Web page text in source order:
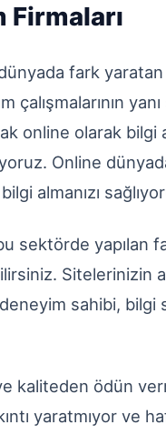
Firmaları
fark
yanı
online olarak bilgi
Online
almanızı
sektörde yapılan
Sitelerinizin
sahibi, bilgi
kaliteden ödün
yaratmıyor ve